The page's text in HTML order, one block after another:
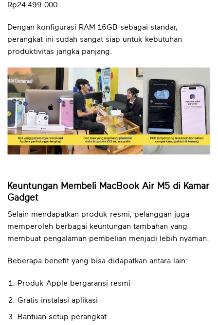
Rp24.499.000
Dengan konfigurasi RAM 16GB sebagai standar,
perangkat ini sudah sangat siap untuk kebutuhan
produktivitas jangka panjang.
Keuntungan Membeli MacBook Air M5 di Kamar
Gadget
Selain mendapatkan produk resmi, pelanggan juga
memperoleh berbagai keuntungan tambahan yang
membuat pengalaman pembelian menjadi lebih nyaman.
Beberapa benefit yang bisa didapatkan antara lain:
Produk Apple bergaransi resmi
Gratis instalasi aplikasi
Bantuan setup perangkat